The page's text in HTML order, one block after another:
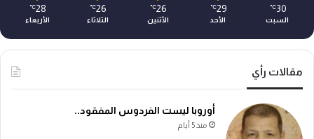
30
℃
السبت
29
℃
الأحد
26
℃
الأثنين
26
℃
الثلاثاء
28
℃
الأربعاء
مقالات رأي
أوروبا ليست الفردوس المفقود..
منذ 5 أيام